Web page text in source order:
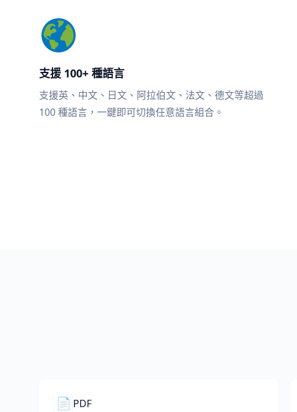
支援 100+ 種語言
支援英、中文、日文、阿拉伯文、法文、德文等超過
100 種語言，一鍵即可切換任意語言組合。
📄 PDF